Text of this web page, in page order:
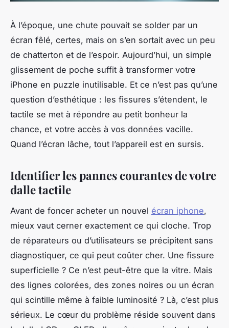
À l’époque, une chute pouvait se solder par un
écran fêlé, certes, mais on s’en sortait avec un peu
de chatterton et de l’espoir. Aujourd’hui, un simple
glissement de poche suffit à transformer votre
iPhone en puzzle inutilisable. Et ce n’est pas qu’une
question d’esthétique : les fissures s’étendent, le
tactile se met à répondre au petit bonheur la
chance, et votre accès à vos données vacille.
Quand l’écran lâche, tout l’appareil est en sursis.
Identifier les pannes courantes de votre
dalle tactile
Avant de foncer acheter un nouvel écran iphone,
mieux vaut cerner exactement ce qui cloche. Trop
de réparateurs ou d’utilisateurs se précipitent sans
diagnostiquer, ce qui peut coûter cher. Une fissure
superficielle ? Ce n’est peut-être que la vitre. Mais
des lignes colorées, des zones noires ou un écran
qui scintille même à faible luminosité ? Là, c’est plus
sérieux. Le cœur du problème réside souvent dans